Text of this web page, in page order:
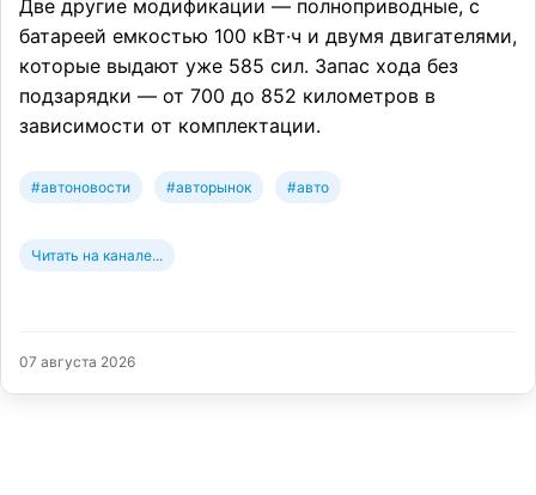
Две другие модификации — полноприводные, с
батареей емкостью 100 кВт·ч и двумя двигателями,
которые выдают уже 585 сил. Запас хода без
подзарядки — от 700 до 852 километров в
зависимости от комплектации.
#автоновости #авторынок #авто
Читать на канале...
07 августа 2026